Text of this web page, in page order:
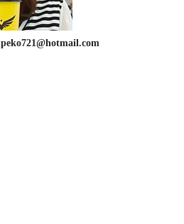
peko721@hotmail.com